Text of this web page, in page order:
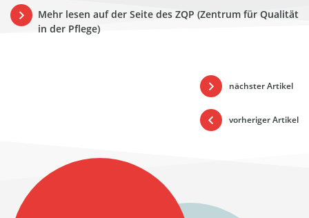
Mehr lesen auf der Seite des ZQP (Zentrum für Qualität
in der Pflege)
nächster Artikel
vorheriger Artikel